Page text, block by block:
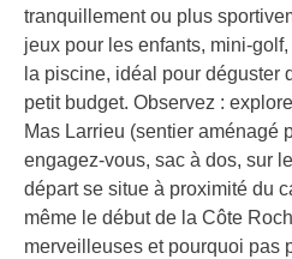
tranquillement ou plus
jeux pour les enfants, mini-
la piscine, idéal pour déguster
petit budget. Observez :
Mas Larrieu (sentier aménagé
engagez-vous, sac à dos, sur
départ se situe à proximité du
même le début de la Côte
merveilleuses et pourquoi pas